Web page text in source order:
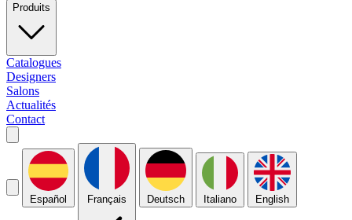
Produits
Catalogues
Designers
Salons
Actualités
Contact
Español Français Deutsch Italiano English